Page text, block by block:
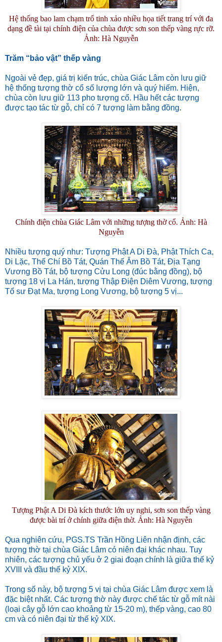
Hệ thống bao lam chạm trổ tinh xảo nhiều họa tiết trang trí với đa
dạng đề tài tại chính điện của chùa được sơn son thếp vàng rực rỡ.
Ảnh: Hà Nguyễn
Trăm “bảo vật” thếp vàng
Ngoài vẻ đẹp, giá trị kiến trúc, chùa Giác Lâm còn lưu giữ
hệ thống tượng thờ cổ số lượng lớn và quý hiếm. Hiện,
chùa còn lưu giữ 113 pho tượng cổ. Hầu hết các tượng
được tạo tác từ gỗ, chỉ có 7 tượng làm bằng đồng.
Chính điện chùa Giác Lâm với những tượng thờ cổ. Ảnh: Hà
Nguyễn
Nhiều tượng quý như: Tượng Phật A Di Đà, Phật Thích Ca,
Di Lặc, Thế Chí Bồ Tát, Quán Thế Âm Bồ Tát, Địa Tạng
Vương Bồ Tát, bộ tượng Cửu Long (đúc bằng đồng), bộ
tượng 18 vị La Hán, tượng Thập Điện Diêm Vương, tượng
Tổ sư Đạt Ma, tượng Long Vương, bộ tượng 5 vị...
Tượng Phật A Di Đà kích thước lớn uy nghi, sơn son thếp vàng
được bài trí ở chính giữa điện thờ. Ảnh: Hà Nguyễn
Qua nghiên cứu, PGS.TS Trần Hồng Liên nhận định, các
tượng thờ tại chùa Giác Lâm có niên đại khác nhau. Tuy
nhiên, các tượng chủ yếu ở 2 giai đoạn chính là giữa thế kỷ
XVIII và đầu thế kỷ XIX.
Trong số này, bộ tượng 5 vị tại chùa Giác Lâm được xem là
đặc biệt nhất. Các tượng thờ này được chế tác từ gỗ mít nài
(loại cây gỗ lớn cao khoảng từ 15-20 m), thếp vàng, cao 80
cm và có niên đại từ thế kỷ XIX.